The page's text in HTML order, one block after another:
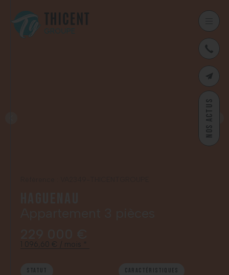
NOS ACTUS
1 096,60 € / mois *
Statut Caractéristiques